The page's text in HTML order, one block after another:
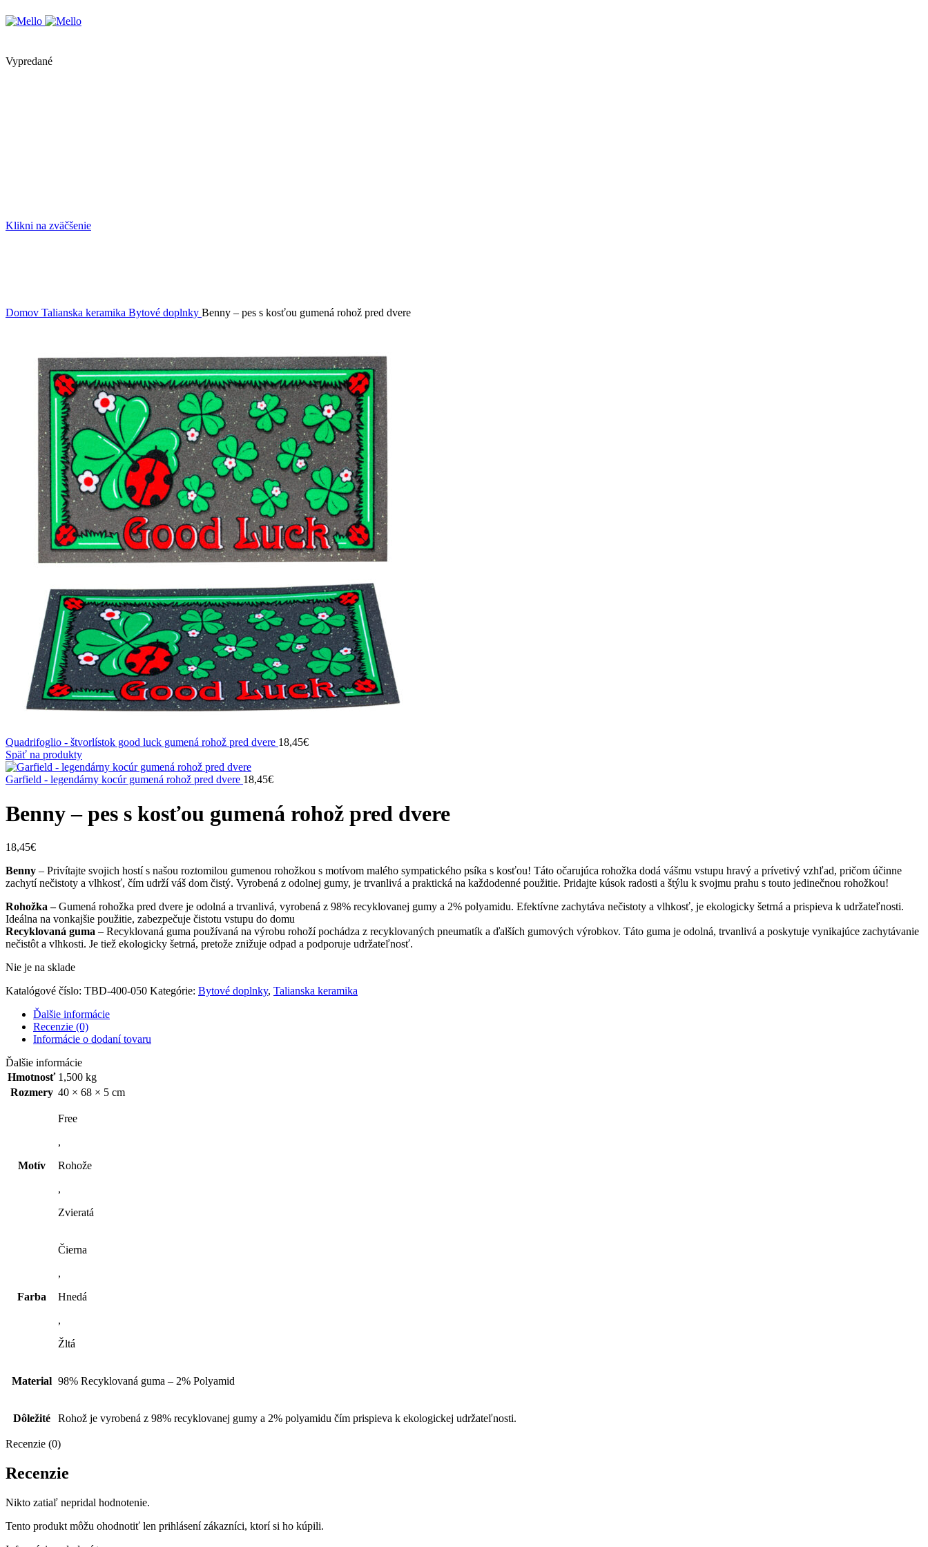
Vypredané
Klikni na zväčšenie
Domov Talianska keramika Bytové doplnky Benny – pes s kosťou gumená rohož pred dvere
Quadrifoglio - štvorlístok good luck gumená rohož pred dvere 18,45€
Späť na produkty
Garfield - legendárny kocúr gumená rohož pred dvere 18,45€
Benny – pes s kosťou gumená rohož pred dvere
18,45€
Benny – Privítajte svojich hostí s našou roztomilou gumenou rohožkou s motívom malého sympatického psíka s kosťou! Táto očarujúca rohožka dodá vášmu vstupu hravý a prívetivý vzhľad, pričom účinne
zachytí nečistoty a vlhkosť, čím udrží váš dom čistý. Vyrobená z odolnej gumy, je trvanlivá a praktická na každodenné použitie. Pridajte kúsok radosti a štýlu k svojmu prahu s touto jedinečnou rohožkou!
Rohožka –Gumená rohožka pred dvere je odolná a trvanlivá, vyrobená z 98% recyklovanej gumy a 2% polyamidu. Efektívne zachytáva nečistoty a vlhkosť, je ekologicky šetrná a prispieva k udržateľnosti.
Ideálna na vonkajšie použitie, zabezpečuje čistotu vstupu do domu
Recyklovaná guma – Recyklovaná guma používaná na výrobu rohoží pochádza z recyklovaných pneumatík a ďalších gumových výrobkov. Táto guma je odolná, trvanlivá a poskytuje vynikajúce zachytávanie
nečistôt a vlhkosti. Je tiež ekologicky šetrná, pretože znižuje odpad a podporuje udržateľnosť.
Nie je na sklade
Katalógové číslo: TBD-400-050 Kategórie: Bytové doplnky, Talianska keramika
Ďalšie informácie
Recenzie (0)
Informácie o dodaní tovaru
Ďalšie informácie
Hmotnosť 1,500 kg
Rozmery 40 × 68 × 5 cm
Motív
Free
,
Rohože
,
Zvieratá
Farba
Čierna
,
Hnedá
,
Žltá
Material 98% Recyklovaná guma – 2% Polyamid
Dôležité Rohož je vyrobená z 98% recyklovanej gumy a 2% polyamidu čím prispieva k ekologickej udržateľnosti.
Recenzie (0)
Recenzie
Nikto zatiaľ nepridal hodnotenie.
Tento produkt môžu ohodnotiť len prihlásení zákazníci, ktorí si ho kúpili.